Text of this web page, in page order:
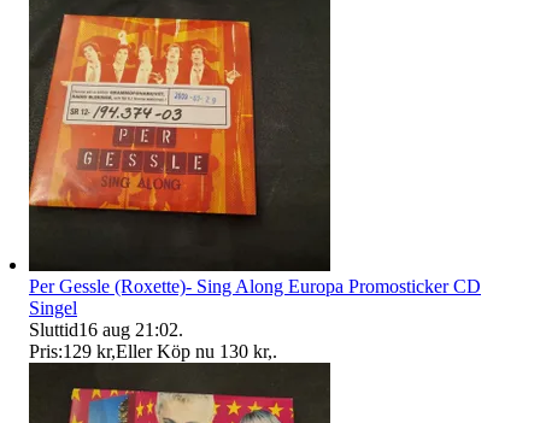
Per Gessle (Roxette)- Sing Along Europa Promosticker CD
Singel
Sluttid16 aug 21:02.
Pris:129 kr,Eller Köp nu 130 kr,.